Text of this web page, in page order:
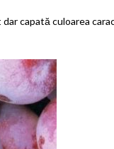
capată culoarea